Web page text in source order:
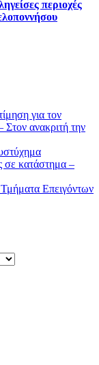
περιοχές
για τον
ανακριτή την
σε κατάστημα –
Επειγόντων